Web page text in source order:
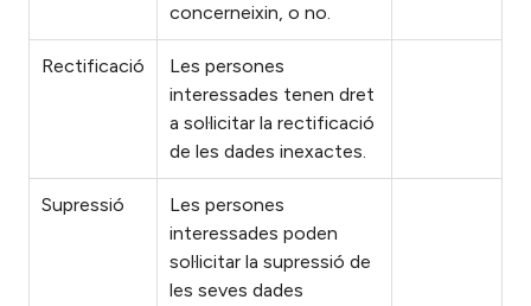
concerneixin, o no.
Rectificació
Les persones
interessades tenen dret
a sol·licitar la rectificació
de les dades inexactes.
Supressió
Les persones
interessades poden
sol·licitar la supressió de
les seves dades